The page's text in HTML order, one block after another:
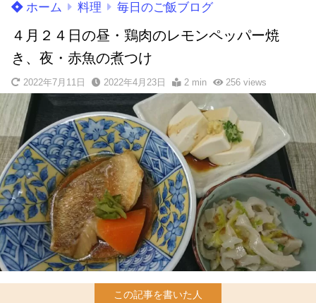
ホーム 料理 毎日のご飯ブログ
４月２４日の昼・鶏肉のレモンペッパー焼
き、夜・赤魚の煮つけ
2022年7月11日 2022年4月23日 2 min 256views